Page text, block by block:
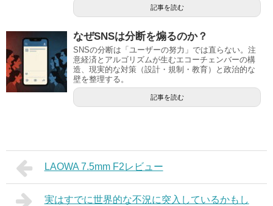
記事を読む
なぜSNSは分断を煽るのか？
SNSの分断は「ユーザーの努力」では直らない。注
意経済とアルゴリズムが生むエコーチェンバーの構
造、現実的な対策（設計・規制・教育）と政治的な
壁を整理する。
記事を読む
LAOWA 7.5mm F2レビュー
実はすでに世界的な不況に突入しているかもし